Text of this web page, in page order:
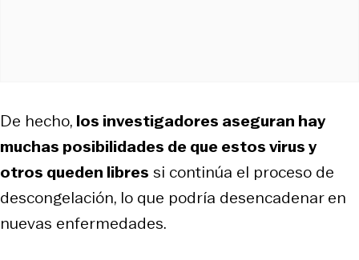
De hecho, los investigadores aseguran hay
muchas posibilidades de que estos virus y
otros queden libres si continúa el proceso de
descongelación, lo que podría desencadenar en
nuevas enfermedades.